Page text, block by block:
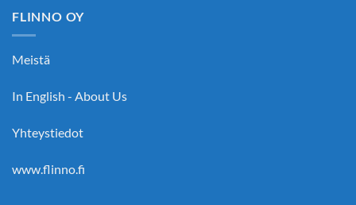
FLINNO OY
Meistä
In English - About Us
Yhteystiedot
www.flinno.fi